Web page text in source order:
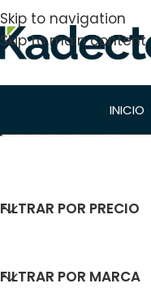
Skip to navigation
Skip to main content
INICIO
FILTRAR POR PRECIO
FILTRAR POR MARCA